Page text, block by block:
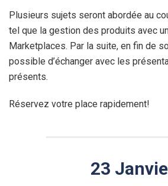
Plusieurs sujets seront abordée au
tel que la gestion des produits avec
Marketplaces. Par la suite, en fin de
possible d’échanger avec les
présents.
Réservez votre place rapidement!
23